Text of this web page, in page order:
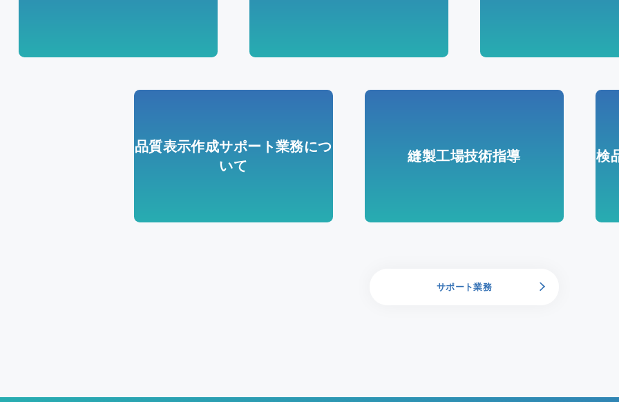
品質表示作成サポート業務につ
いて
縫製工場技術指導 検
サポート業務